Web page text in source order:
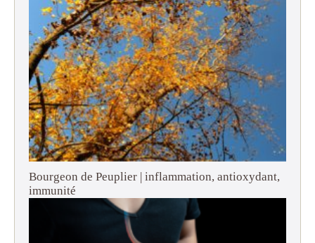
Bourgeon de Peuplier | inflammation, antioxydant,
immunité